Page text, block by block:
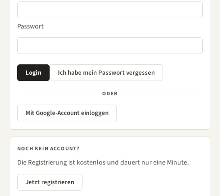
Passwort
ODER
Mit Google-Account einloggen
NOCH KEIN ACCOUNT?
Die Registrierung ist kostenlos und dauert nur eine Minute.
Jetzt registrieren